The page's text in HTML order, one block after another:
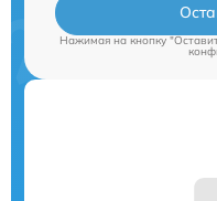
Нажимая на кнопку